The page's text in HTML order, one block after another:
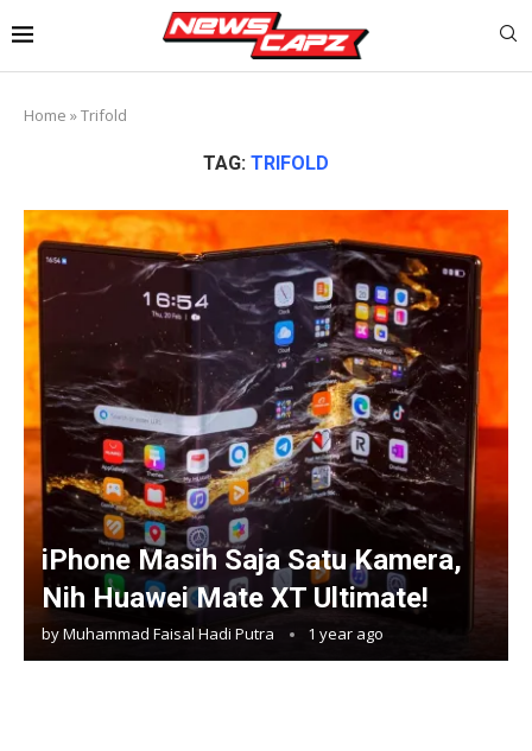
Home »Trifold
TAG: TRIFOLD
iPhone Masih Saja Satu Kamera,
Nih Huawei Mate XT Ultimate!
byMuhammad Faisal Hadi Putra 1 year ago